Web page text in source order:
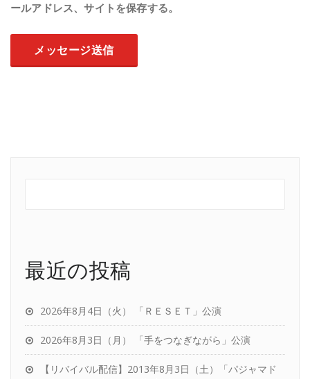
ールアドレス、サイトを保存する。
最近の投稿
2026年8月4日（火） 「ＲＥＳＥＴ」公演
2026年8月3日（月） 「手をつなぎながら」公演
【リバイバル配信】2013年8月3日（土）「パジャマド